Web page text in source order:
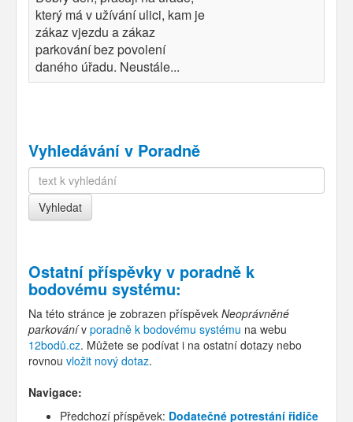
který má v užívání ulici, kam je
zákaz vjezdu a zákaz
parkování bez povolení
daného úřadu. Neustále...
Vyhledávání v Poradně
Ostatní příspěvky v poradně k
bodovému systému:
Na této stránce je zobrazen příspěvek Neoprávněné
parkovánív poradně k bodovému systému na webu
12bodů.cz. Můžete se podívat i na ostatní dotazy nebo
rovnou vložit nový dotaz.
Navigace:
Předchozí příspěvek: Dodatečné potrestání řidiče